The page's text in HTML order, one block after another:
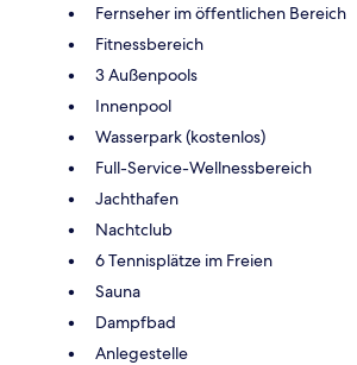
Fernseher im öffentlichen Bereich
Fitnessbereich
3 Außenpools
Innenpool
Wasserpark (kostenlos)
Full-Service-Wellnessbereich
Jachthafen
Nachtclub
6 Tennisplätze im Freien
Sauna
Dampfbad
Anlegestelle